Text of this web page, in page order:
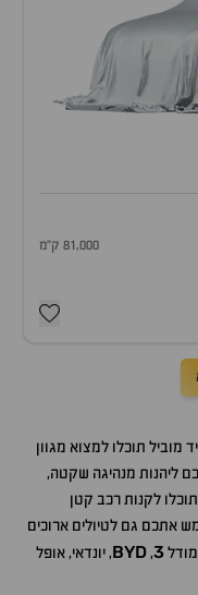
81,000 ק"מ
מוביל תוכלו למצוא מגוון
ליהנות מנהיגה שקטה,
לקנות רכב קטן
אתכם גם לטיולים ארוכים
3
,
BYD, יונדאי, אופל